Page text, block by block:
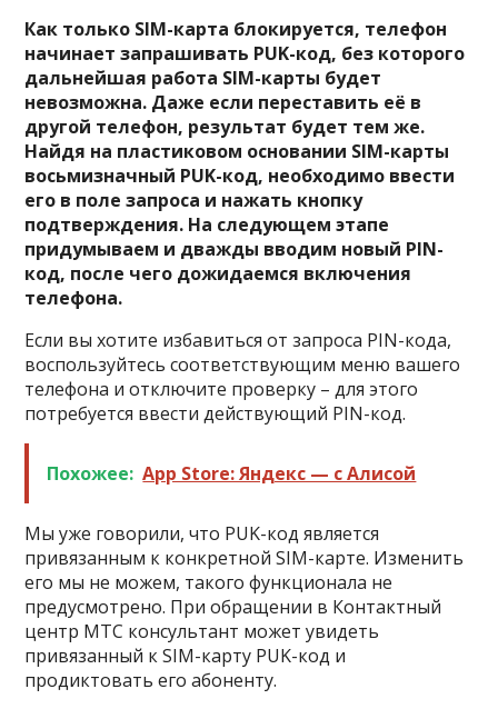
Как только SIM-карта блокируется, телефон
начинает запрашивать PUK-код, без которого
дальнейшая работа SIM-карты будет
невозможна. Даже если переставить её в
другой телефон, результат будет тем же.
Найдя на пластиковом основании SIM-карты
восьмизначный PUK-код, необходимо ввести
его в поле запроса и нажать кнопку
подтверждения. На следующем этапе
придумываем и дважды вводим новый PIN-
код, после чего дожидаемся включения
телефона.
Если вы хотите избавиться от запроса PIN-кода,
воспользуйтесь соответствующим меню вашего
телефона и отключите проверку – для этого
потребуется ввести действующий PIN-код.
Похожее: ‎App Store: Яндекс — с Алисой
Мы уже говорили, что PUK-код является
привязанным к конкретной SIM-карте. Изменить
его мы не можем, такого функционала не
предусмотрено. При обращении в Контактный
центр МТС консультант может увидеть
привязанный к SIM-карту PUK-код и
продиктовать его абоненту.